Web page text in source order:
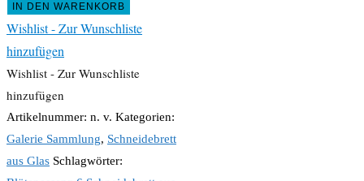
IN DEN WARENKORB
Wishlist - Zur Wunschliste
hinzufügen
Wishlist - Zur Wunschliste
hinzufügen
Artikelnummer: n. v. Kategorien:
Galerie Sammlung, Schneidebrett
aus Glas Schlagwörter: